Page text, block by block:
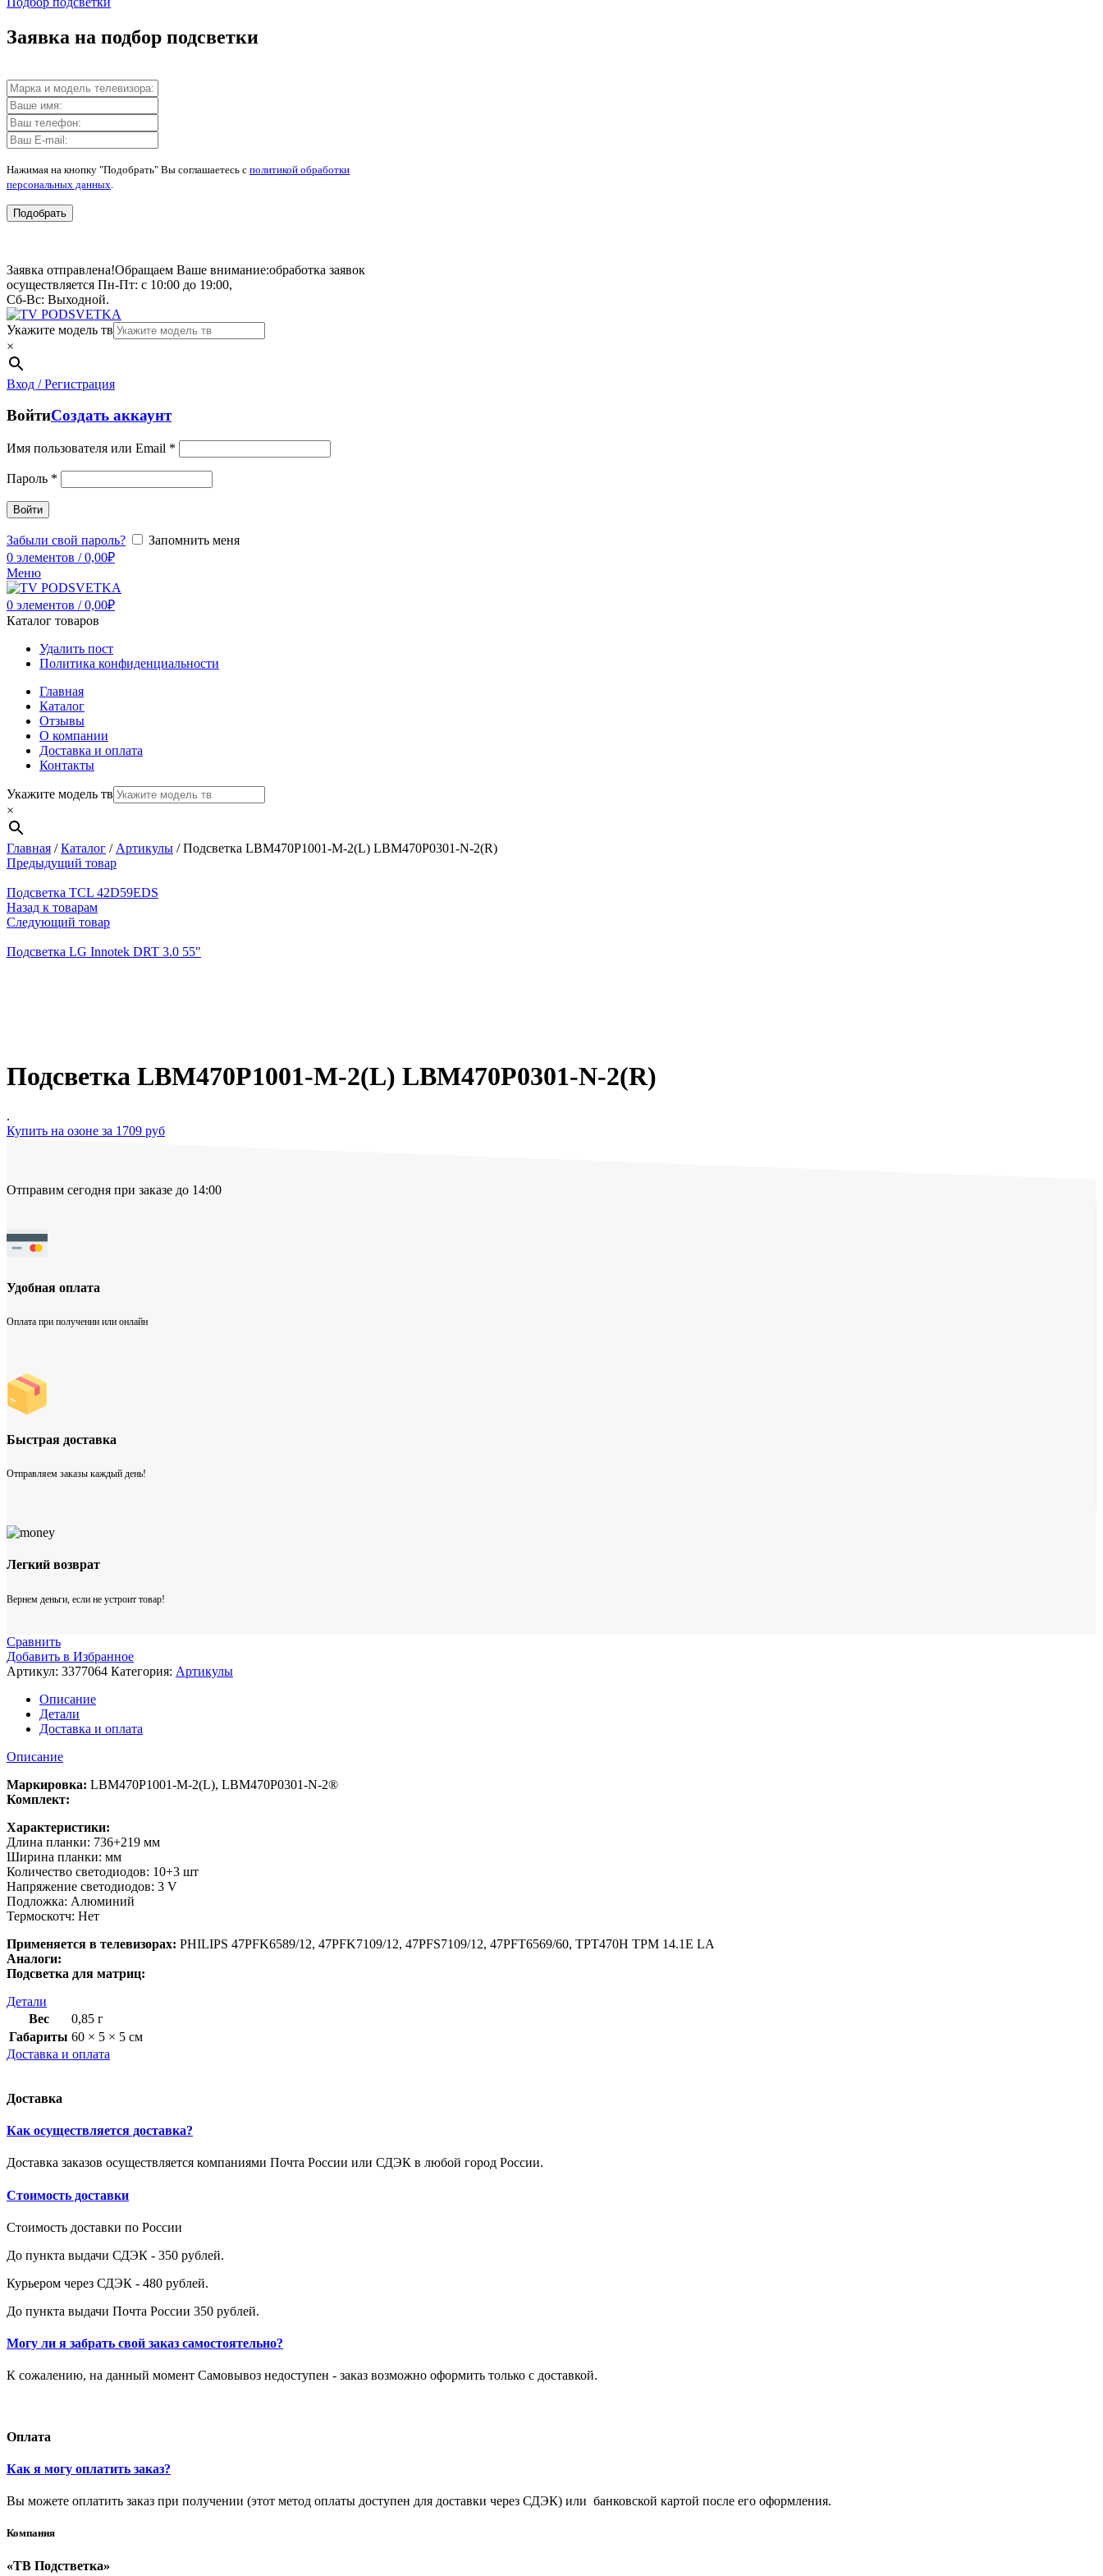
Заявка на подбор подсветки
Нажимая на кнопку "Подобрать" Вы соглашаетесь с политикой обработки
персональных данных
Подобрать
Заявка отправлена!Обращаем Ваше внимание:обработка заявок
осуществляется Пн-Пт: с 10:00 до 19:00,
Сб-Вс: Выходной.
Укажите модель тв
×
Вход / Регистрация
ВойтиСоздать аккаунт
Имя пользователя или Email *
Пароль *
Войти
Забыли свой пароль?
Запомнить меня
0 элементов / 0,00₽
Меню
0 элементов / 0,00₽
Каталог товаров
Удалить пост
Политика конфиденциальности
Главная
Каталог
Отзывы
О компании
Доставка и оплата
Контакты
Укажите модель тв
×
Главная /Каталог / Артикулы /Подсветка LBM470P1001-M-2(L) LBM470P0301-N-2(R)
Предыдущий товар
Подсветка TCL 42D59EDS
Назад к товарам
Следующий товар
Подсветка LG Innotek DRT 3.0 55"
Подсветка LBM470P1001-M-2(L) LBM470P0301-N-2(R)
.
Купить на озоне за 1709 руб
Отправим сегодня при заказе до 14:00
Удобная оплата
Оплата при получении или онлайн
Быстрая доставка
Отправляем заказы каждый день!
Легкий возврат
Вернем деньги, если не устроит товар!
Сравнить
Добавить в Избранное
Артикул: 3377064 Категория: Артикулы
Описание
Детали
Доставка и оплата
Описание
Маркировка: LBM470P1001-M-2(L), LBM470P0301-N-2®
Комплект:
Характеристики:
Длина планки: 736+219 мм
Ширина планки: мм
Количество светодиодов: 10+3 шт
Напряжение светодиодов: 3 V
Подложка: Алюминий
Термоскотч: Нет
Применяется в телевизорах: PHILIPS 47PFK6589/12, 47PFK7109/12, 47PFS7109/12, 47PFT6569/60, TPT470H TPM 14.1E LA
Аналоги:
Подсветка для матриц:
Детали
Вес
0,85 г
Габариты 60 × 5 × 5 см
Доставка и оплата
Доставка
Как осуществляется доставка?
Доставка заказов осуществляется компаниями Почта России или СДЭК в любой город России.
Стоимость доставки
Стоимость доставки по России
До пункта выдачи СДЭК - 350 рублей.
Курьером через СДЭК - 480 рублей.
До пункта выдачи Почта России 350 рублей.
Могу ли я забрать свой заказ самостоятельно?
К сожалению, на данный момент Самовывоз недоступен - заказ возможно оформить только с доставкой.
Оплата
Как я могу оплатить заказ?
Вы можете оплатить заказ при получении (этот метод оплаты доступен для доставки через СДЭК) или банковской картой после его оформления.
Компания
«ТВ Подстветка»